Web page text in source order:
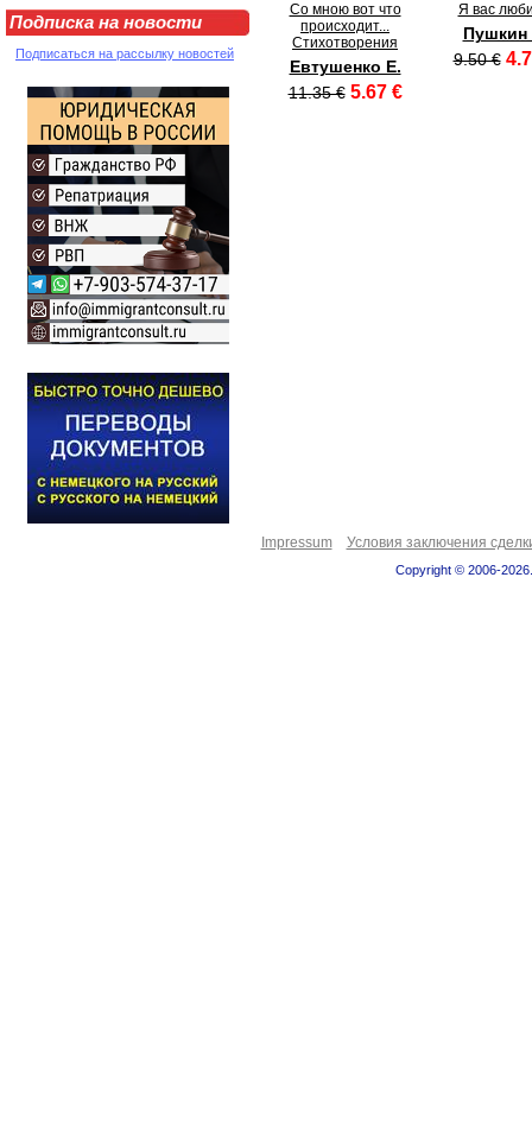
Подписка на новости
Подписаться на рассылку новостей
Со мною вот что
происходит...
Стихотворения
Евтушенко Е.
11.35 € 5.67 €
Я вас
Пушкин
9.50 €
Impressum Условия заключения
Copyright © 2006-